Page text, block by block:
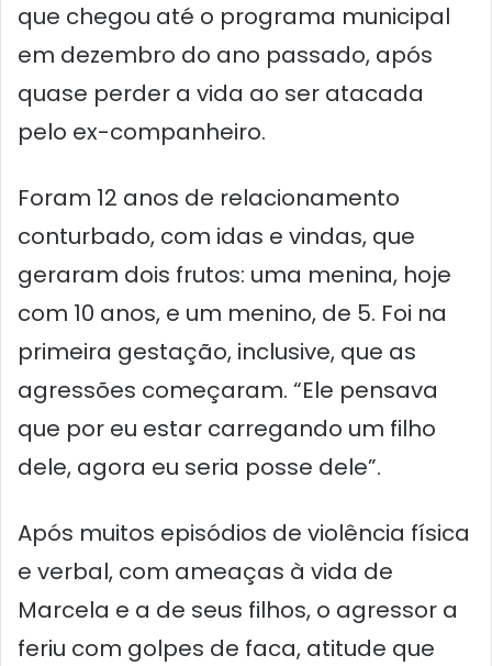
que chegou até o programa municipal
em dezembro do ano passado, após
quase perder a vida ao ser atacada
pelo ex-companheiro.
Foram 12 anos de relacionamento
conturbado, com idas e vindas, que
geraram dois frutos: uma menina, hoje
com 10 anos, e um menino, de 5. Foi na
primeira gestação, inclusive, que as
agressões começaram. “Ele pensava
que por eu estar carregando um filho
dele, agora eu seria posse dele”.
Após muitos episódios de violência física
e verbal, com ameaças à vida de
Marcela e a de seus filhos, o agressor a
feriu com golpes de faca, atitude que